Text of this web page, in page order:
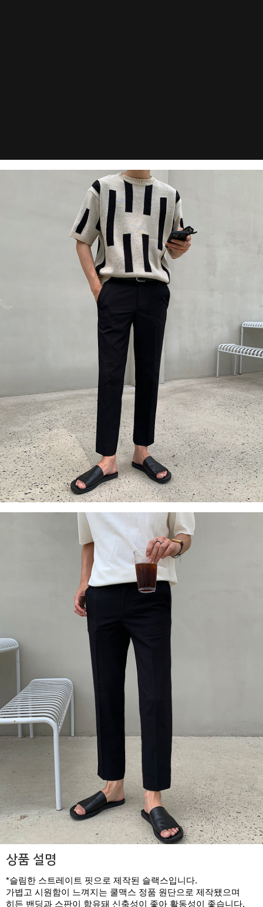
상품 설명
*슬림한 스트레이트 핏으로 제작된 슬랙스입니다.
가볍고 시원함이 느껴지는 쿨맥스 정품 원단으로 제작됐으며
히든 밴딩과 스판이 함유돼 신축성이 좋아 활동성이 좋습니다.